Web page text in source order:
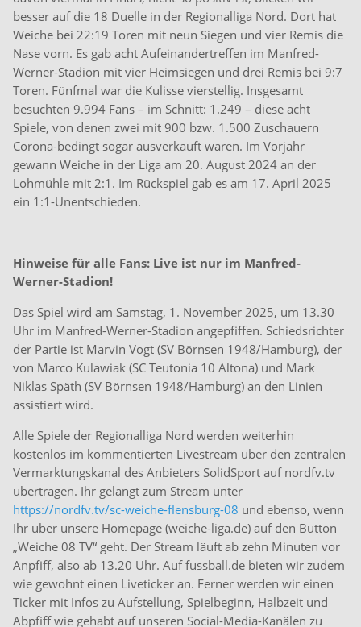
besser auf die 18 Duelle in der Regionalliga Nord. Dort hat
Weiche bei 22:19 Toren mit neun Siegen und vier Remis die
Nase vorn. Es gab acht Aufeinandertreffen im Manfred-
Werner-Stadion mit vier Heimsiegen und drei Remis bei 9:7
Toren. Fünfmal war die Kulisse vierstellig. Insgesamt
besuchten 9.994 Fans – im Schnitt: 1.249 – diese acht
Spiele, von denen zwei mit 900 bzw. 1.500 Zuschauern
Corona-bedingt sogar ausverkauft waren. Im Vorjahr
gewann Weiche in der Liga am 20. August 2024 an der
Lohmühle mit 2:1. Im Rückspiel gab es am 17. April 2025
ein 1:1-Unentschieden.
Hinweise für alle Fans: Live ist nur im Manfred-
Werner-Stadion!
Das Spiel wird am Samstag, 1. November 2025, um 13.30
Uhr im Manfred-Werner-Stadion angepfiffen. Schiedsrichter
der Partie ist Marvin Vogt (SV Börnsen 1948/Hamburg), der
von Marco Kulawiak (SC Teutonia 10 Altona) und Mark
Niklas Späth (SV Börnsen 1948/Hamburg) an den Linien
assistiert wird.
Alle Spiele der Regionalliga Nord werden weiterhin
kostenlos im kommentierten Livestream über den zentralen
Vermarktungskanal des Anbieters SolidSport auf nordfv.tv
übertragen. Ihr gelangt zum Stream unter
https://nordfv.tv/sc-weiche-flensburg-08 und ebenso, wenn
Ihr über unsere Homepage (weiche-liga.de) auf den Button
„Weiche 08 TV“ geht. Der Stream läuft ab zehn Minuten vor
Anpfiff, also ab 13.20 Uhr. Auf fussball.de bieten wir zudem
wie gewohnt einen Liveticker an. Ferner werden wir einen
Ticker mit Infos zu Aufstellung, Spielbeginn, Halbzeit und
Abpfiff wie gehabt auf unseren Social-Media-Kanälen zu